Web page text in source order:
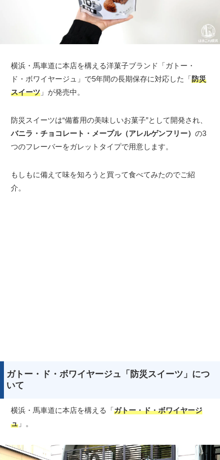
横浜・馬車道に本店を構える洋菓子ブランド「ガトー・
ド・ボワイヤージュ」で5年間の長期保存に対応した「防災
スイーツ 」が発売中。
防災スイーツは“備蓄用の美味しいお菓子”として開発され、
バニラ・チョコレート・メープル（アレルゲンフリー）の3
つのフレーバーをガレットタイプで用意します。
もしもに備えて味を知ろうと買って食べてみたのでご紹
介。
ガトー・ド・ボワイヤージュ「防災スイーツ」につ
いて
横浜・馬車道に本店を構える「ガトー・ド・ボワイヤージ
ュ 」。